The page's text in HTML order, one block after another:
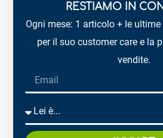
RESTIAMO IN
Ogni mese: 1 articolo + le
per il suo customer care e la
vendite.